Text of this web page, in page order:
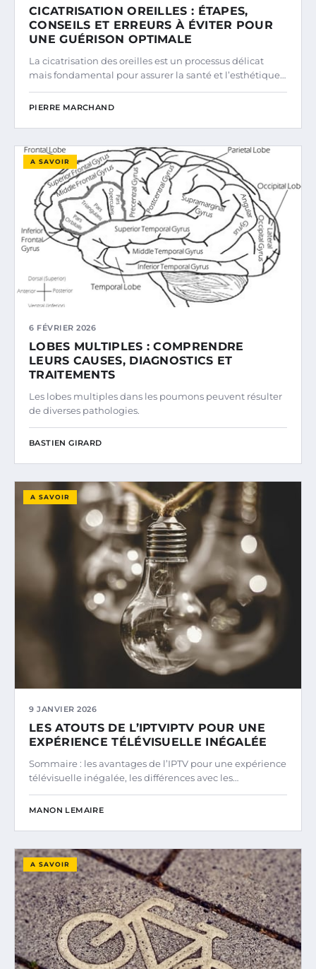
CICATRISATION OREILLES : ÉTAPES,
CONSEILS ET ERREURS À ÉVITER POUR
UNE GUÉRISON OPTIMALE
La cicatrisation des oreilles est un processus délicat
mais fondamental pour assurer la santé et l’esthétique…
PIERRE MARCHAND
A SAVOIR
6 FÉVRIER 2026
LOBES MULTIPLES : COMPRENDRE
LEURS CAUSES, DIAGNOSTICS ET
TRAITEMENTS
Les lobes multiples dans les poumons peuvent résulter
de diverses pathologies.
BASTIEN GIRARD
A SAVOIR
9 JANVIER 2026
LES ATOUTS DE L’IPTVIPTV POUR UNE
EXPÉRIENCE TÉLÉVISUELLE INÉGALÉE
Sommaire : les avantages de l’IPTV pour une expérience
télévisuelle inégalée, les différences avec les…
MANON LEMAIRE
A SAVOIR